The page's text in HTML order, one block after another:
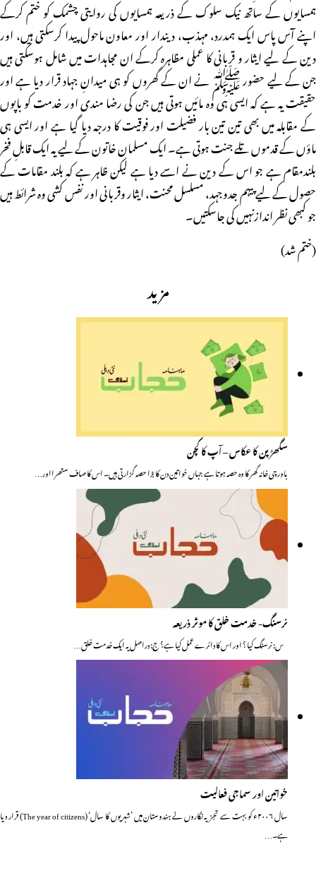
ہمسایوں کے ساتھ نیک سلوک کے ذریعہ ہمسایوں کی روایتی چشمک کو ختم کرکے
اپنے آس پاس ایک ہمدرد، مہذب، دیندار اور معاون ماحول پیدا کرسکتی ہیں، اور
دین کے لیے ایثار و قربانی کا عملی مظاہرہ کرکے ان مجاہدات میں شامل ہوسکتی ہیں
جن کے لیے حضور ﷺ نے ان کے گھروں کو ہی میدانِ جہاد قرار دیا ہے اور
حقیقت یہ ہے کہ ایسی ہی وہ مائیں ہوتی ہیں جن کی رضا مندی اور خدمت کو باپوں
کے مقابلہ میں بھی تین تین بار فضیلت اور فوقیت کا درجہ دیا گیا ہے اور ایسی ہی
ماؤں کے قدموں تلے جنت ہوتی ہے۔ ایک مسلمان خاتون کے لیے یہ ایک قابلِ فخر
بلندمقام ہے جو اس کے دین نے اسے دیا ہے لیکن ظاہر ہے کہ بلند مقامات کے
حصول کے لیے پیہم جدوجہد، مسلسل محنت، ایثار وقربانی اور نفس کشی وہ شرائط ہیں
جو کبھی نظر اندازنہیں کی جاسکتیں۔
(ختم شد)
مزید
سگھڑپن کا عکاس – آپ کا کچن
باورچی خانہ گھر کا وہ حصہ ہوتا ہے جہاں خواتین دن کا بڑا حصہ گزارتی ہیں۔ اس کا صاف ستھرااور…
نرسنگ- خدمت خلق کا موثر ذریعہ
س: نرسنگ کیا ؟ اور اس کا دائرے عمل کیا ہے؟ ج: دراصل یہ ایک خدمت خلق…
خواتین اور سماجی فعالیت
سال ۲۰۰۶ء کو بہت سے تجزیہ نگاروں نے ہندوستان میں ’شہریوں کا سال‘ (The year of citizens) قرار دیا
ہے۔…